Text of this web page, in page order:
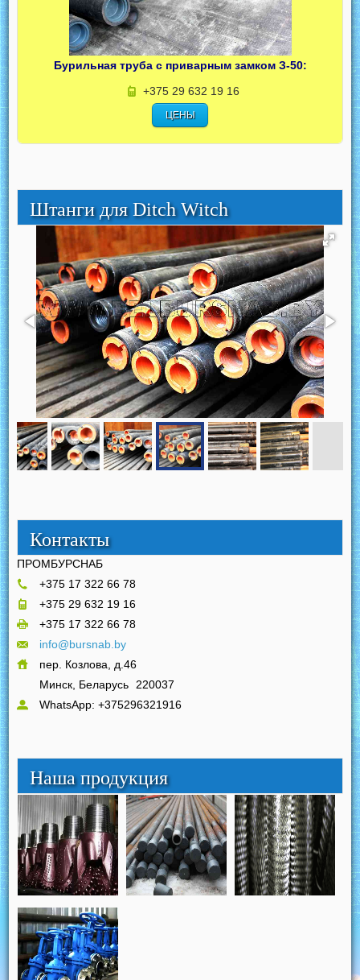
Бурильная труба с приварным замком З-50:
+375 29 632 19 16
ЦЕНЫ
Штанги для Ditch Witch
Контакты
ПРОМБУРСНАБ
+375 17 322 66 78
+375 29 632 19 16
+375 17 322 66 78
info@bursnab.by
пер. Козлова, д.46
Минск, Беларусь
220037
WhatsApp: +375296321916
Наша продукция